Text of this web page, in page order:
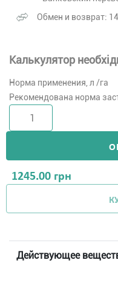
Обмен и возврат:
Калькулятор
Норма применения, л /га
Рекомендована норма
1245.00 грн
Действующее